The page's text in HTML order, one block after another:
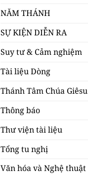
NĂM THÁNH
SỰ KIỆN DIỄN RA
Suy tư & Cảm nghiệm
Tài liệu Dòng
Thánh Tâm Chúa Giêsu
Thông báo
Thư viện tài liệu
Tổng tu nghị
Văn hóa và Nghệ thuật